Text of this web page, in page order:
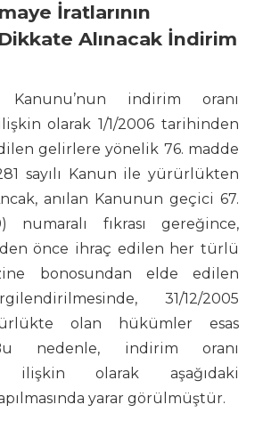
İratlarının
Alınacak İndirim
indirim oranı
olarak 1/1/2006 tarihinden
gelirlere yönelik 76. madde
sayılı Kanun ile yürürlükten
anılan Kanunun geçici 67.
numaralı fıkrası gereğince,
önce ihraç edilen her türlü
bonosundan elde edilen
31/12/2005
olan hükümler esas
nedenle, indirim oranı
ilişkin olarak aşağıdaki
yarar görülmüştür.